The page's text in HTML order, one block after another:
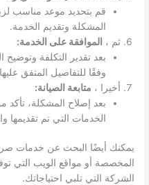
قم بتحديد موعد مناسب
المشكلة وتقديم الخدمة.
ثم ، الموافقة على الخدمة:
بعد تقدير التكلفة
وفقًا للتفاصيل المتفق
أخيرا ، متابعة الصيانة:
بعد إصلاح المشكلة،
الخدمات التي تم تقديمها
يمكنك أيضًا البحث عن خدمات
المخصصة أو مواقع الويب التي
الشركة التي تلبي احتياجاتك.